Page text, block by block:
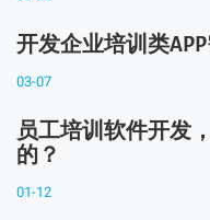
开发企业培训类
03-07
员工培训软件开发
的？
01-12